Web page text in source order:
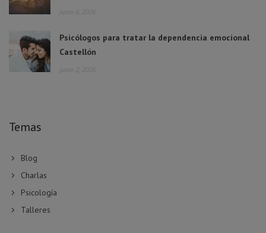
junio 6, 2026
Psicólogos para tratar la dependencia emocional
Castellón
junio 2, 2026
Temas
Blog
Charlas
Psicología
Talleres